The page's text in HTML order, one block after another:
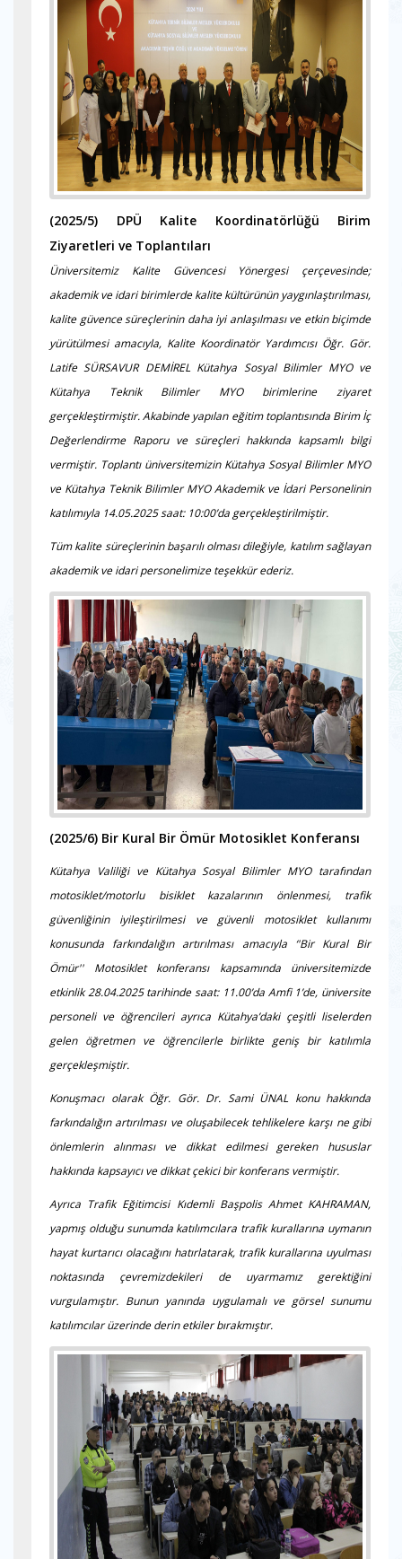
(2025/5) DPÜ Kalite Koordinatörlüğü Birim
Ziyaretleri ve Toplantıları
Üniversitemiz Kalite Güvencesi Yönergesi çerçevesinde;
akademik ve idari birimlerde kalite kültürünün yaygınlaştırılması,
kalite güvence süreçlerinin daha iyi anlaşılması ve etkin biçimde
yürütülmesi amacıyla, Kalite Koordinatör Yardımcısı Öğr. Gör.
Latife SÜRSAVUR DEMİREL Kütahya Sosyal Bilimler MYO ve
Kütahya Teknik Bilimler MYO birimlerine ziyaret
gerçekleştirmiştir. Akabinde yapılan eğitim toplantısında Birim İç
Değerlendirme Raporu ve süreçleri hakkında kapsamlı bilgi
vermiştir. Toplantı üniversitemizin Kütahya Sosyal Bilimler MYO
ve Kütahya Teknik Bilimler MYO Akademik ve İdari Personelinin
katılımıyla 14.05.2025 saat: 10:00’da gerçekleştirilmiştir.
Tüm kalite süreçlerinin başarılı olması dileğiyle, katılım sağlayan
akademik ve idari personelimize teşekkür ederiz.
(2025/6) Bir Kural Bir Ömür Motosiklet Konferansı
Kütahya Valiliği ve Kütahya Sosyal Bilimler MYO tarafından
motosiklet/motorlu bisiklet kazalarının önlenmesi, trafik
güvenliğinin iyileştirilmesi ve güvenli motosiklet kullanımı
konusunda farkındalığın artırılması amacıyla ‘'Bir Kural Bir
Ömür'' Motosiklet konferansı kapsamında üniversitemizde
etkinlik 28.04.2025 tarihinde saat: 11.00’da Amfi 1’de, üniversite
personeli ve öğrencileri ayrıca Kütahya’daki çeşitli liselerden
gelen öğretmen ve öğrencilerle birlikte geniş bir katılımla
gerçekleşmiştir.
Konuşmacı olarak Öğr. Gör. Dr. Sami ÜNAL konu hakkında
farkındalığın artırılması ve oluşabilecek tehlikelere karşı ne gibi
önlemlerin alınması ve dikkat edilmesi gereken hususlar
hakkında kapsayıcı ve dikkat çekici bir konferans vermiştir.
Ayrıca Trafik Eğitimcisi Kıdemli Başpolis Ahmet KAHRAMAN,
yapmış olduğu sunumda katılımcılara trafik kurallarına uymanın
hayat kurtarıcı olacağını hatırlatarak, trafik kurallarına uyulması
noktasında çevremizdekileri de uyarmamız gerektiğini
vurgulamıştır. Bunun yanında uygulamalı ve görsel sunumu
katılımcılar üzerinde derin etkiler bırakmıştır.